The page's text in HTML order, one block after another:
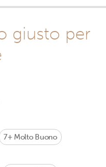
giusto per
7+ Molto Buono